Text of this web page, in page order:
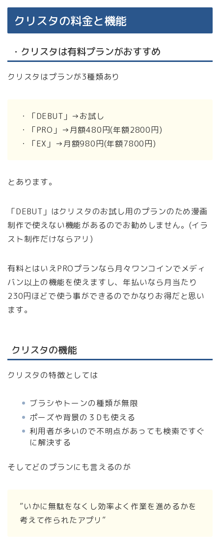
クリスタの料金と機能
・クリスタは有料プランがおすすめ
クリスタはプランが3種類あり
・「DEBUT」→お試し
・「PRO」→月額480円(年額2800円)
・「EX」→月額980円(年額7800円)
とあります。
「DEBUT」はクリスタのお試し用のプランのため漫画
制作で使えない機能があるのでお勧めしません。(イラ
スト制作だけならアリ)
有料とはいえPROプランなら月々ワンコインでメディ
バン以上の機能を使えますし、年払いなら月当たり
230円ほどで使う事ができるのでかなりお得だと思い
ます。
クリスタの機能
クリスタの特徴としては
ブラシやトーンの種類が無限
ポーズや背景の３Dも使える
利用者が多いので不明点があっても検索ですぐ
に解決する
そしてどのプランにも言えるのが
”いかに無駄をなくし効率よく作業を進めるかを
考えて作られたアプリ”